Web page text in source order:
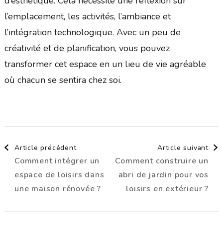
l’emplacement, les activités, l’ambiance et
l’intégration technologique. Avec un peu de
créativité et de planification, vous pouvez
transformer cet espace en un lieu de vie agréable
où chacun se sentira chez soi.
Navigation
d'article
Article précédent
Comment intégrer un
espace de loisirs dans
une maison rénovée ?
Article suivant
Comment construire un
abri de jardin pour vos
loisirs en extérieur ?